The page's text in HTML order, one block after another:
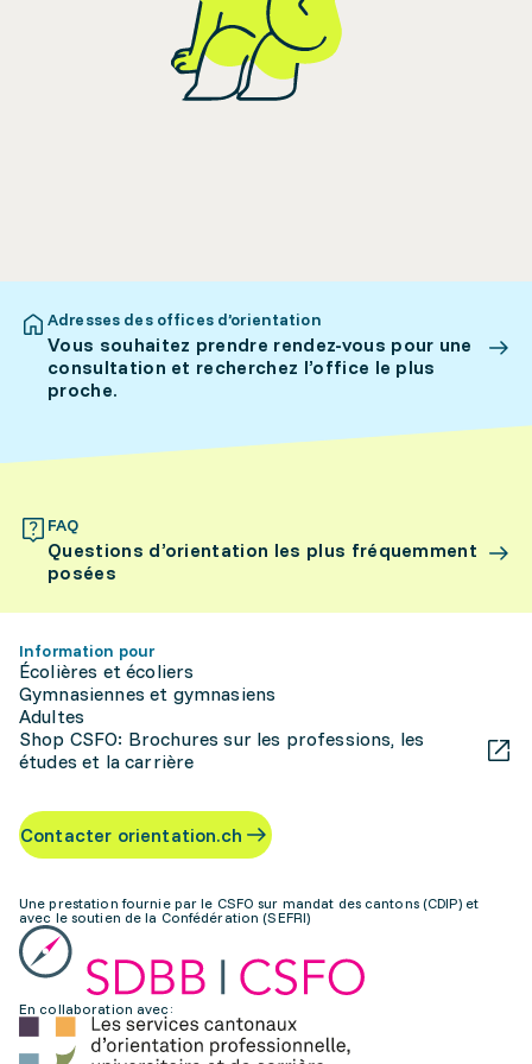
Adresses des offices d’orientation
Vous souhaitez prendre rendez-vous pour une
consultation et recherchez l’office le plus
proche.
FAQ
Questions d’orientation les plus fréquemment
posées
Information pour
Écolières et écoliers
Gymnasiennes et gymnasiens
Adultes
Shop CSFO: Brochures sur les professions, les
études et la carrière
Contacter orientation.ch
Une prestation fournie par le CSFO sur mandat des cantons (CDIP) et
avec le soutien de la Confédération (SEFRI)
En collaboration avec: